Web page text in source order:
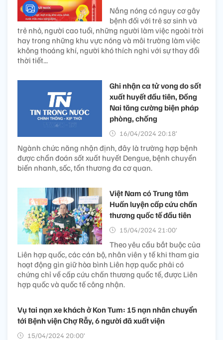
Nắng nóng có nguy cơ gây
bệnh đối với trẻ sơ sinh và
trẻ nhỏ, người cao tuổi, những người làm việc ngoài trời
hay trong những khu vực nóng và môi trường làm việc
không thoáng khí, người khó thích nghi với sự thay đổi
thời tiết...
Ghi nhận ca tử vong do sốt
xuất huyết đầu tiên, Đồng
Nai tăng cường biện pháp
phòng, chống
16/04/2024 20:18’
Ngành chức năng nhận định, đây là trường hợp bệnh
được chẩn đoán sốt xuất huyết Dengue, bệnh chuyển
biến nhanh, sốc, tổn thương đa cơ quan.
Việt Nam có Trung tâm
Huấn luyện cấp cứu chấn
thương quốc tế đầu tiên
15/04/2024 21:00’
Theo yêu cầu bắt buộc của
Liên hợp quốc, các cán bộ, nhân viên y tế khi tham gia
hoạt động gìn giữ hòa bình Liên hợp quốc phải có
chứng chỉ về cấp cứu chấn thương quốc tế, được Liên
hợp quốc và quốc tế công nhận.
Vụ tai nạn xe khách ở Kon Tum: 15 nạn nhân chuyển
tới Bệnh viện Chợ Rẫy, 6 người đã xuất viện
15/04/2024 20:00’